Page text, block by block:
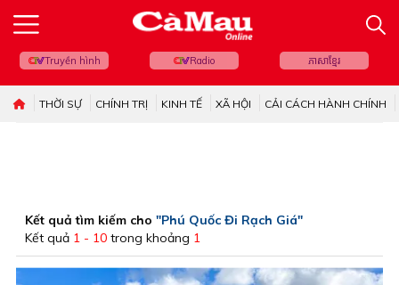
Truyền hình Radio ភាសាខ្មែរ
THỜI SỰ CHÍNH TRỊ KINH TẾ XÃ HỘI CẢI CÁCH HÀNH CHÍNH
Kết quả tìm kiếm cho "Phú Quốc Đi Rạch Giá"
Kết quả 1 - 10 trong khoảng 1